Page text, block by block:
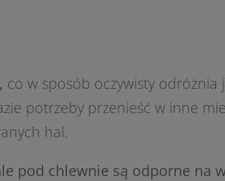
co w sposób oczywisty odróżnia
potrzeby przenieść w inne
hal.
pod chlewnie są odporne na